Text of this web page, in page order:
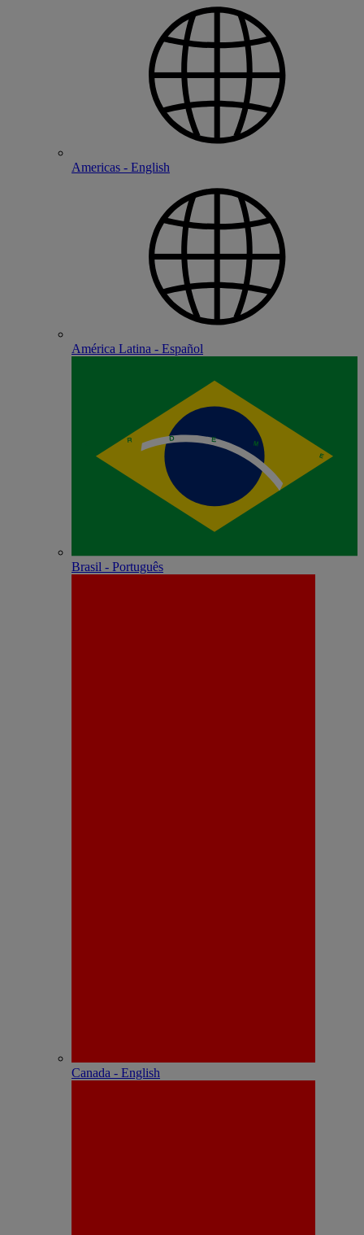
Americas - English
América Latina - Español
Brasil - Português
Canada - English